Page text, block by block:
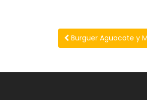
Burguer Aguacate y